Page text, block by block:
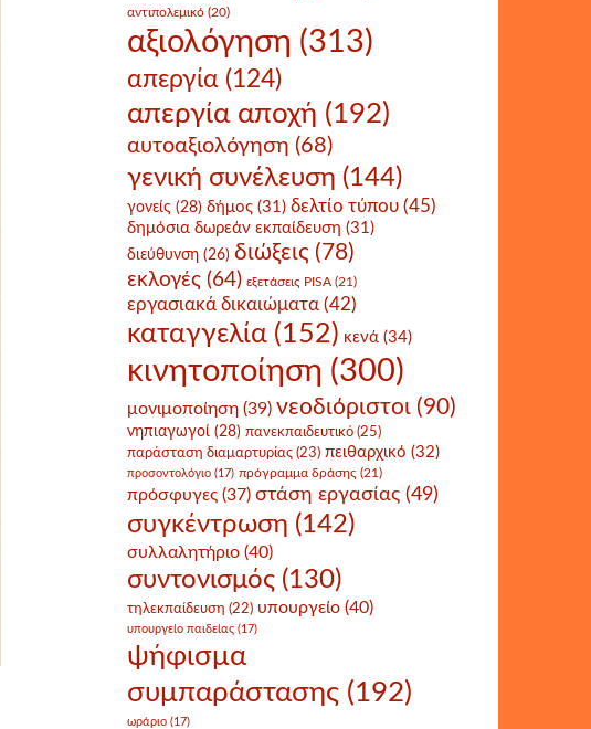
αντιπολεμικό (20)
αξιολόγηση (313)
απεργία (124)
απεργία αποχή (192)
αυτοαξιολόγηση (68)
γενική συνέλευση (144)
γονείς (28) δήμος (31) δελτίο τύπου (45)
δημόσια δωρεάν εκπαίδευση (31)
διεύθυνση (26) διώξεις (78)
εκλογές (64) εξετάσεις PISA (21)
εργασιακά δικαιώματα (42)
καταγγελία (152) κενά (34)
κινητοποίηση (300)
μονιμοποίηση (39) νεοδιόριστοι (90)
νηπιαγωγοί (28) πανεκπαιδευτικό (25)
παράσταση διαμαρτυρίας (23) πειθαρχικό (32)
προσοντολόγιο (17) πρόγραμμα δράσης (21)
πρόσφυγες (37) στάση εργασίας (49)
συγκέντρωση (142)
συλλαλητήριο (40)
συντονισμός (130)
τηλεκπαίδευση (22) υπουργείο (40)
υπουργείο παιδείας (17)
ψήφισμα
συμπαράστασης (192)
ωράριο (17)